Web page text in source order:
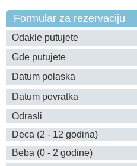
Formular za rezervaciju